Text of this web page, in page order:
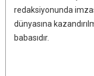
redaksiyonunda
dünyasına
babasıdır.